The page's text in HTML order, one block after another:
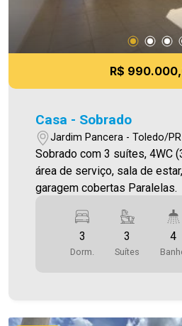
R$
Casa - Sobrado
Jardim Pancera - Toledo/PR
Sobrado com 3 suítes, 4WC
área de serviço, sala de
garagem cobertas Paralelas.
3
Dorm.
3
Suítes
4